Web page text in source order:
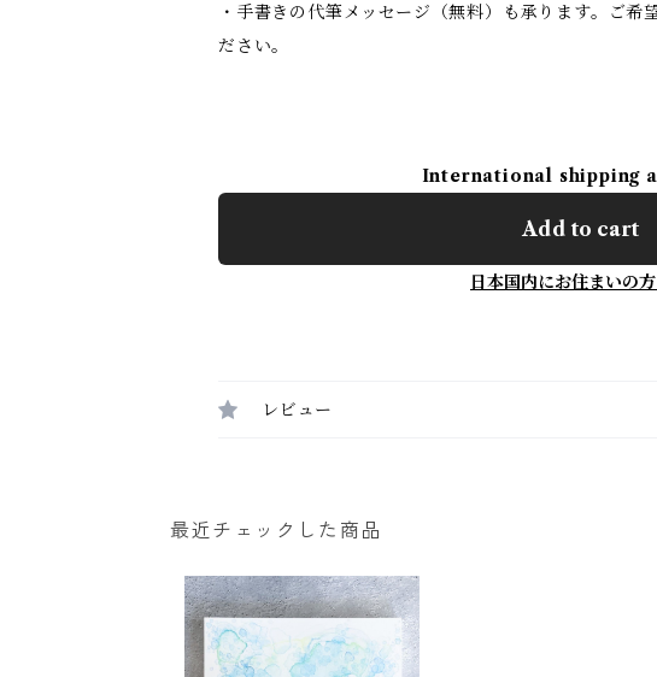
・手書きの代筆メッセージ（無料）も承ります。ご
ださい。
International shipping
Add to cart
日本国内にお住まいの
レビュー
最近チェックした商品